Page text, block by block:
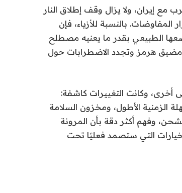
مع إيران، ولا يزال وقف إطلاق النار
بالنسبة للأزياء، فإن
الطبيعي بقدر ما يعنيه مصطلح
مضيق هرمز وتجدد الاضطرابات حول
أخرى، وكانت التغييرات كاشفة:
الزمنية الأطول، ومخزون السلامة
وفهم أكثر دقة بأن المرونة
التي ستصمد فعليًا تحت